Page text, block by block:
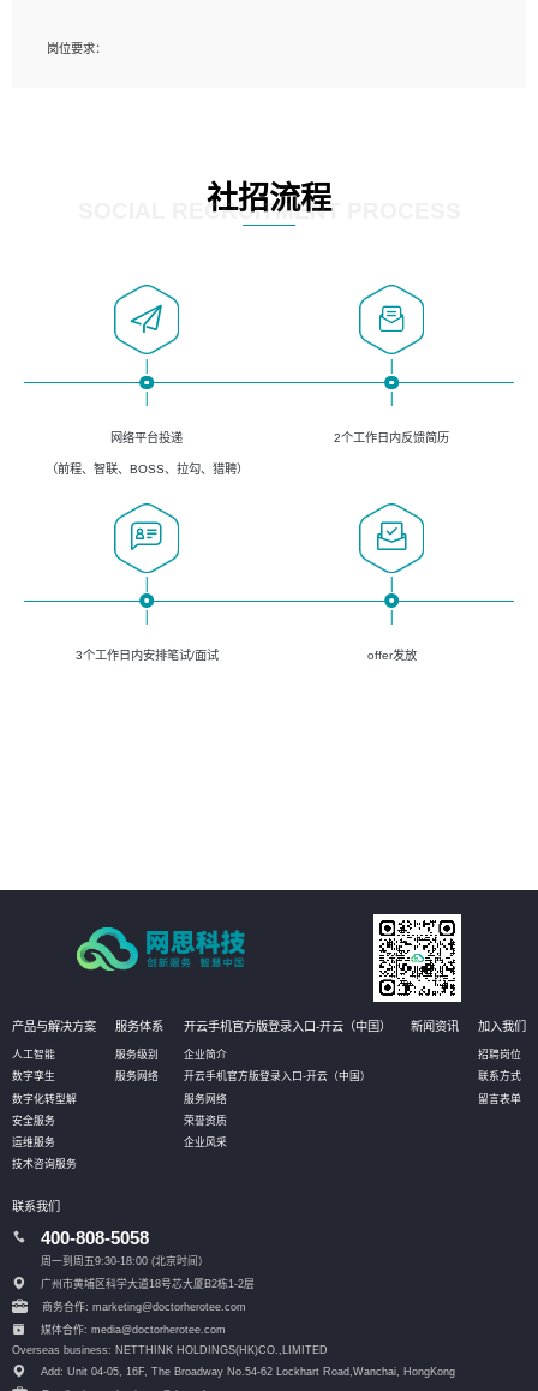
岗位要求：
4、掌握DevOps思想、方法和流程。Jenkins工具使用；
5、掌握常见中间件配置与优化，如mysql、nginx等；
社招流程
SOCIAL RECRUITMENT PROCESS
网络平台投递
（前程、智联、BOSS、拉勾、猎聘）
2个工作日内反馈简历
3个工作日内安排笔试/面试 offer发放
产品与解决方案
人工智能
数字孪生
数字化转型解
安全服务
运维服务
技术咨询服务
服务体系
服务级别
服务网络
开云手机官方版登录入口-开云（中国）
企业简介
开云手机官方版登录入口-开云（中国）
服务网络
荣誉资质
企业风采
新闻资讯 加入我们
招聘岗位
联系方式
留言表单
联系我们
400-808-5058
周一到周五9:30-18:00 (北京时间）
广州市黄埔区科学大道18号芯大厦B2栋1-2层
商务合作: marketing@doctorherotee.com
媒体合作: media@doctorherotee.com
Overseas business: NETTHINK HOLDINGS(HK)CO.,LIMITED
Add: Unit 04-05, 16F, The Broadway No.54-62 Lockhart Road, Wanchai, HongKong